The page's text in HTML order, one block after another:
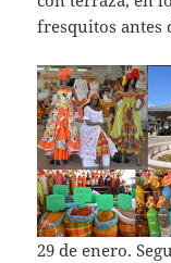
fresquitos antes
29 de enero.